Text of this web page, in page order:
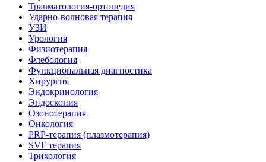
Травматология-ортопедия
Ударно-волновая терапия
УЗИ
Урология
Физиотерапия
Флебология
Функциональная диагностика
Хирургия
Эндокринология
Эндоскопия
Озонотерапия
Онкология
PRP-терапия (плазмотерапия)
SVF терапия
Трихология